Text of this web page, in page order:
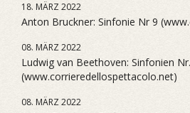
18. MÄRZ 2022
Anton Bruckner: Sinfonie Nr 9
08. MÄRZ 2022
Ludwig van Beethoven: Sinfonien
(www.corrieredellospettacolo.net)
08. MÄRZ 2022